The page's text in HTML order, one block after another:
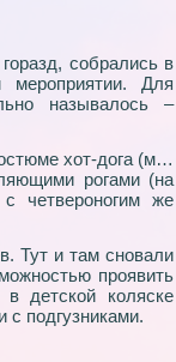
собрались в
мероприятии. Для
называлось –
хот-дога (м…
рогами (на
четвероногим же
Тут и там сновали
проявить
детской коляске
с подгузниками.